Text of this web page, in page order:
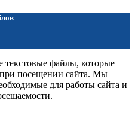
файлы, которые
при посещении сайта. Мы
для работы сайта и